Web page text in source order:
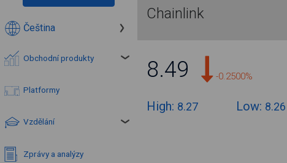
Čeština
Obchodní produkty
Platformy
Vzdělání
Zprávy a analýzy
Chainlink
8.49 -0.2500%
High: 8.27 Low: 8.26